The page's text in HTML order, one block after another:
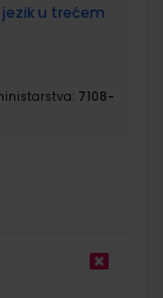
jezik u trećem
7108-